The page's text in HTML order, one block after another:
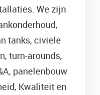
We zijn
tanks, civiele
turn-arounds,
panelenbouw
Kwaliteit en